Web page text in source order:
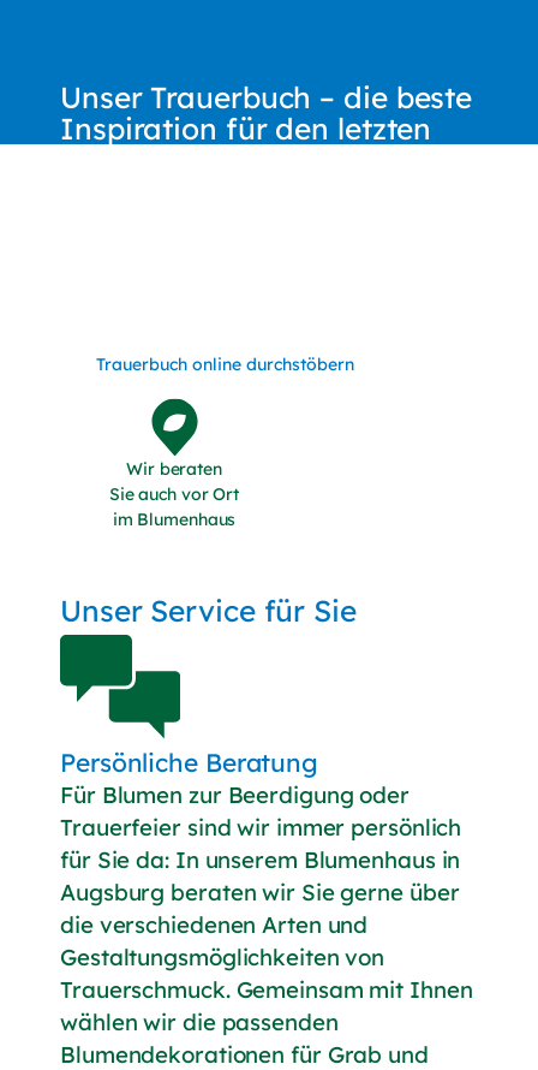
Unser Trauerbuch – die beste
Inspiration für den letzten
Trauerbuch online durchstöbern
Wir beraten
Sie auch vor Ort
im Blumenhaus
Unser Service für Sie
Persönliche Beratung
Für Blumen zur Beerdigung oder
Trauerfeier sind wir immer persönlich
für Sie da: In unserem Blumenhaus in
Augsburg beraten wir Sie gerne über
die verschiedenen Arten und
Gestaltungsmöglichkeiten von
Trauerschmuck. Gemeinsam mit Ihnen
wählen wir die passenden
Blumendekorationen für Grab und